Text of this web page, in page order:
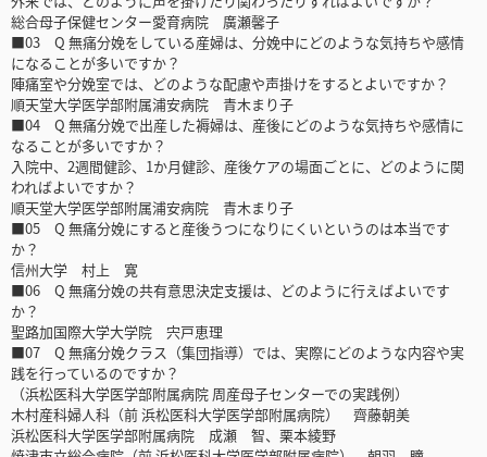
総合母子保健センター愛育病院 廣瀬馨子
■03 Q 無痛分娩をしている産婦は、分娩中にどのような気持ちや感情
になることが多いですか？
陣痛室や分娩室では、どのような配慮や声掛けをするとよいですか？
順天堂大学医学部附属浦安病院 青木まり子
■04 Q 無痛分娩で出産した褥婦は、産後にどのような気持ちや感情に
なることが多いですか？
入院中、2週間健診、1か月健診、産後ケアの場面ごとに、どのように関
わればよいですか？
順天堂大学医学部附属浦安病院 青木まり子
■05 Q 無痛分娩にすると産後うつになりにくいというのは本当です
か？
信州大学 村上 寛
■06 Q 無痛分娩の共有意思決定支援は、どのように行えばよいです
か？
聖路加国際大学大学院 宍戸恵理
■07 Q 無痛分娩クラス（集団指導）では、実際にどのような内容や実
践を行っているのですか？
（浜松医科大学医学部附属病院 周産母子センターでの実践例）
木村産科婦人科（前 浜松医科大学医学部附属病院） 齊藤朝美
浜松医科大学医学部附属病院 成瀬 智、栗本綾野